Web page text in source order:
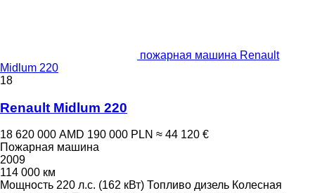
пожарная машина Renault
Midlum 220
18
Renault Midlum 220
18 620 000 AMD 190 000 PLN ≈ 44 120 €
Пожарная машина
2009
114 000 км
Мощность 220 л.с. (162 кВт) Топливо дизель Колесная